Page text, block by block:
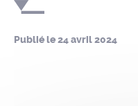
Publié le24 avril 2024